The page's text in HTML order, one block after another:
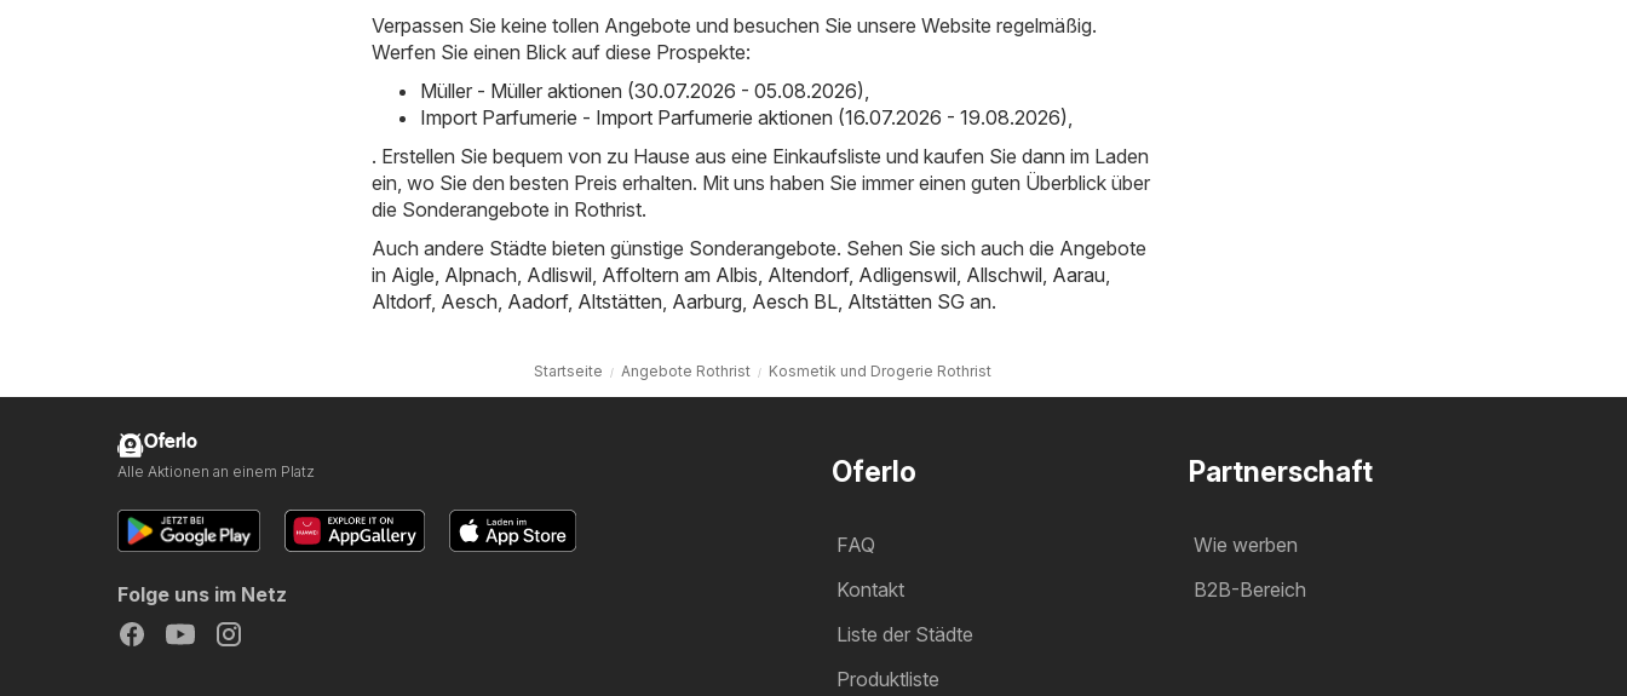
Verpassen Sie keine tollen Angebote und besuchen Sie unsere Website regelmäßig.
Werfen Sie einen Blick auf diese Prospekte:
Müller - Müller aktionen (30.07.2026 - 05.08.2026),
Import Parfumerie - Import Parfumerie aktionen (16.07.2026 - 19.08.2026),
. Erstellen Sie bequem von zu Hause aus eine Einkaufsliste und kaufen Sie dann im Laden
ein, wo Sie den besten Preis erhalten. Mit uns haben Sie immer einen guten Überblick über
die Sonderangebote in Rothrist.
Auch andere Städte bieten günstige Sonderangebote. Sehen Sie sich auch die Angebote
in Aigle, Alpnach, Adliswil, Affoltern am Albis, Altendorf, Adligenswil, Allschwil, Aarau,
Altdorf, Aesch, Aadorf, Altstätten, Aarburg, Aesch BL, Altstätten SG an.
Startseite Angebote Rothrist Kosmetik und Drogerie Rothrist
Oferlo
FAQ
Kontakt
Liste der Städte
Produktliste
Partnerschaft
Wie werben
B2B-Bereich
Oferlo
Alle Aktionen an einem Platz
Folge uns im Netz